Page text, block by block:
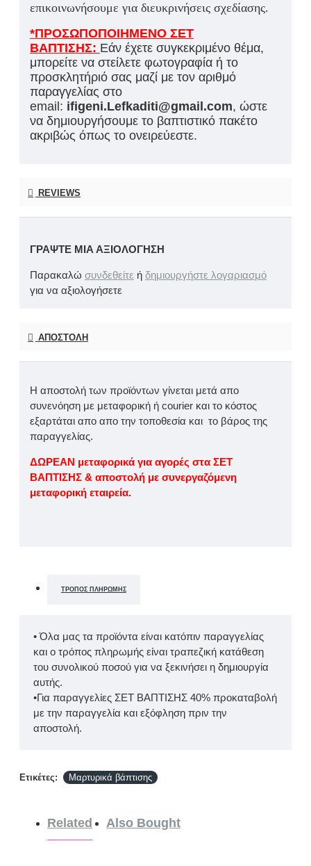
επικοινωνήσουμε για διευκρινήσεις σχεδίασης.
*ΠΡΟΣΩΠΟΠΟΙΗΜΕΝΟ ΣΕΤ
ΒΑΠΤΙΣΗΣ: Εάν έχετε συγκεκριμένο θέμα,
μπορείτε να στείλετε φωτογραφία ή το
προσκλητήριό σας μαζί με τον αριθμό
παραγγελίας στο
email: ifigeni.Lefkaditi@gmail.com, ώστε
να δημιουργήσουμε το βαπτιστικό πακέτο
ακριβώς όπως το ονειρεύεστε.
REVIEWS
ΓΡΆΨΤΕ ΜΙΑ ΑΞΙΟΛΌΓΗΣΗ
Παρακαλώ συνδεθείτε ή δημιουργήστε λογαριασμό
για να αξιολογήσετε
ΑΠΟΣΤΟΛΉ
Η αποστολή των προϊόντων γίνεται μετά απο
συνενόηση με μεταφορική ή courier και το κόστος
εξαρτάται απο απο την τοποθεσία και το βάρος της
παραγγελίας.
ΔΩΡΕΑΝ μεταφορικά για αγορές στα ΣΕΤ
ΒΑΠΤΙΣΗΣ & αποστολή με συνεργαζόμενη
μεταφορική εταιρεία.
ΤΡΌΠΟΣ ΠΛΗΡΩΜΉΣ
• Όλα μας τα προϊόντα είναι κατόπιν παραγγελίας
και ο τρόπος πληρωμής είναι τραπεζική κατάθεση
του συνολικού ποσού για να ξεκινήσει η δημιουργία
αυτής.
•Για παραγγελίες ΣΕΤ ΒΑΠΤΙΣΗΣ 40% προκαταβολή
με την παραγγελία και εξόφληση πριν την
αποστολή.
Ετικέτες: Μαρτυρικά βάπτισης
Related Also Bought